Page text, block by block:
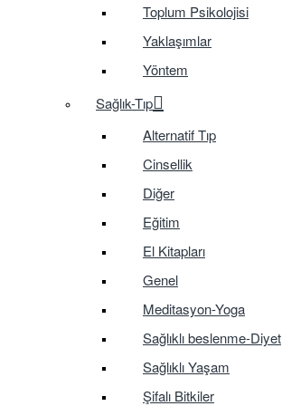
Toplum Psikolojisi
Yaklaşımlar
Yöntem
Sağlık-Tıp
Alternatif Tıp
Cinsellik
Diğer
Eğitim
El Kitapları
Genel
Meditasyon-Yoga
Sağlıklı beslenme-Diyet
Sağlıklı Yaşam
Şifalı Bitkiler